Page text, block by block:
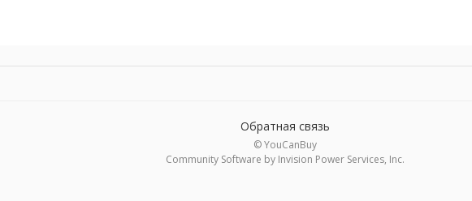
Обратная связь
© YouCanBuy
Community Software by Invision Power Services, Inc.